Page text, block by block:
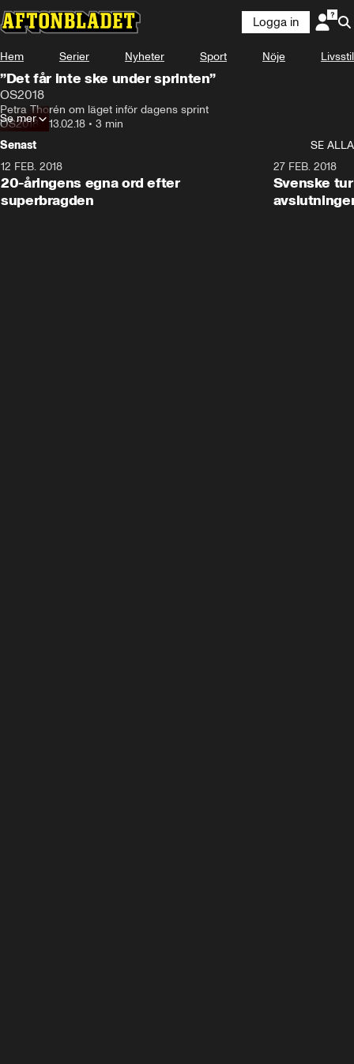
Logga in
Hem Serier Nyheter Sport Nöje Livsstil
”Det får inte ske under sprinten”
OS2018
Petra Thorén om läget inför dagens sprint
OS2018• 13.02.18 • 3 min
Se mer
Senast
SE ALLA
12 FEB. 2018
20-åringens egna ord efter
superbragden
27 FEB. 2018
Svenske